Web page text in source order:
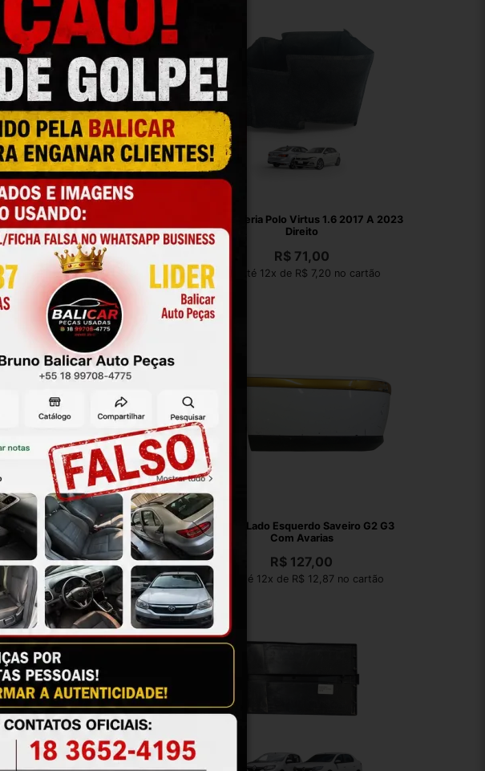
Strada Endurance Fire Evo
1.4 2020 A 2023
127,00
até 12x de R$ 12,87 no cartão
Capa Bateria Polo Virtus 1.6 2017 A 2023
Direito
R$71,00
Em até 12x de R$ 7,20 no cartão
Elétrico Bateria Captiva
Malibu Ecotec 2.4 09
R$46,00
até 12x de R$ 4,66 no cartão
Polaina Lado Esquerdo Saveiro G2 G3
Com Avarias
R$ 127,00
Em até 12x de R$ 12,87 no cartão